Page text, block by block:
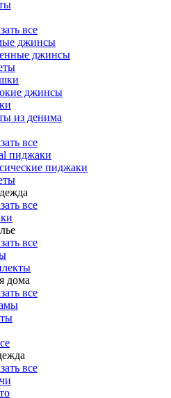
все
джинсы
джинсы
джинсы
из денима
все
пиджаки
пиджаки
все
все
дома
все
все